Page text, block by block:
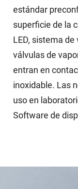
estándar
superficie de la
LED, sistema
válvulas de
entran en
inoxidable. Las
uso en
Software de